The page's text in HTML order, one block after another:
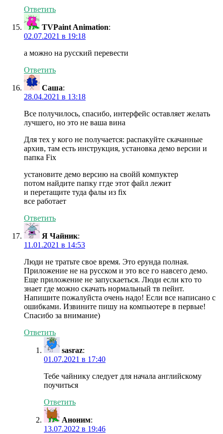
Ответить
TVPaint Animation:
02.07.2021 в 19:18
а можно на русский перевести
Ответить
Саша:
28.04.2021 в 13:18
Все получилось, спасибо, интерфейс оставляет желать
лучшего, но это не ваша вина
Для тех у кого не получается: распакуйте скачанные
архив, там есть инструкция, установка демо версии и
папка Fix
установите демо версию на свойй компуктер
потом найдите папку ггде этот файл лежит
и перетащите туда фалы из fix
все работает
Ответить
Я Чайник:
11.01.2021 в 14:53
Люди не тратьте свое время. Это ерунда полная.
Приложение не на русском и это все го навсего демо.
Еще приложение не запускаеться. Люди если кто то
знает где можно скачать нормальный тв пейнт.
Напишите пожалуйста очень надо! Если все написано с
ошибками. Извините пишу на компьютере в первые!
Спасибо за внимание)
Ответить
sasraz:
01.07.2021 в 17:40
Тебе чайнику следует для начала английскому
поучиться
Ответить
Аноним:
13.07.2022 в 19:46